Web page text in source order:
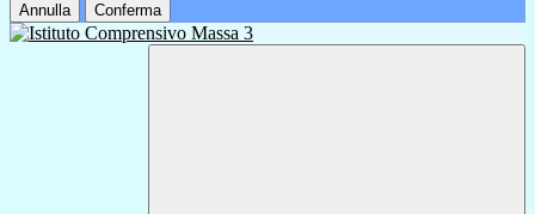
Annulla Conferma